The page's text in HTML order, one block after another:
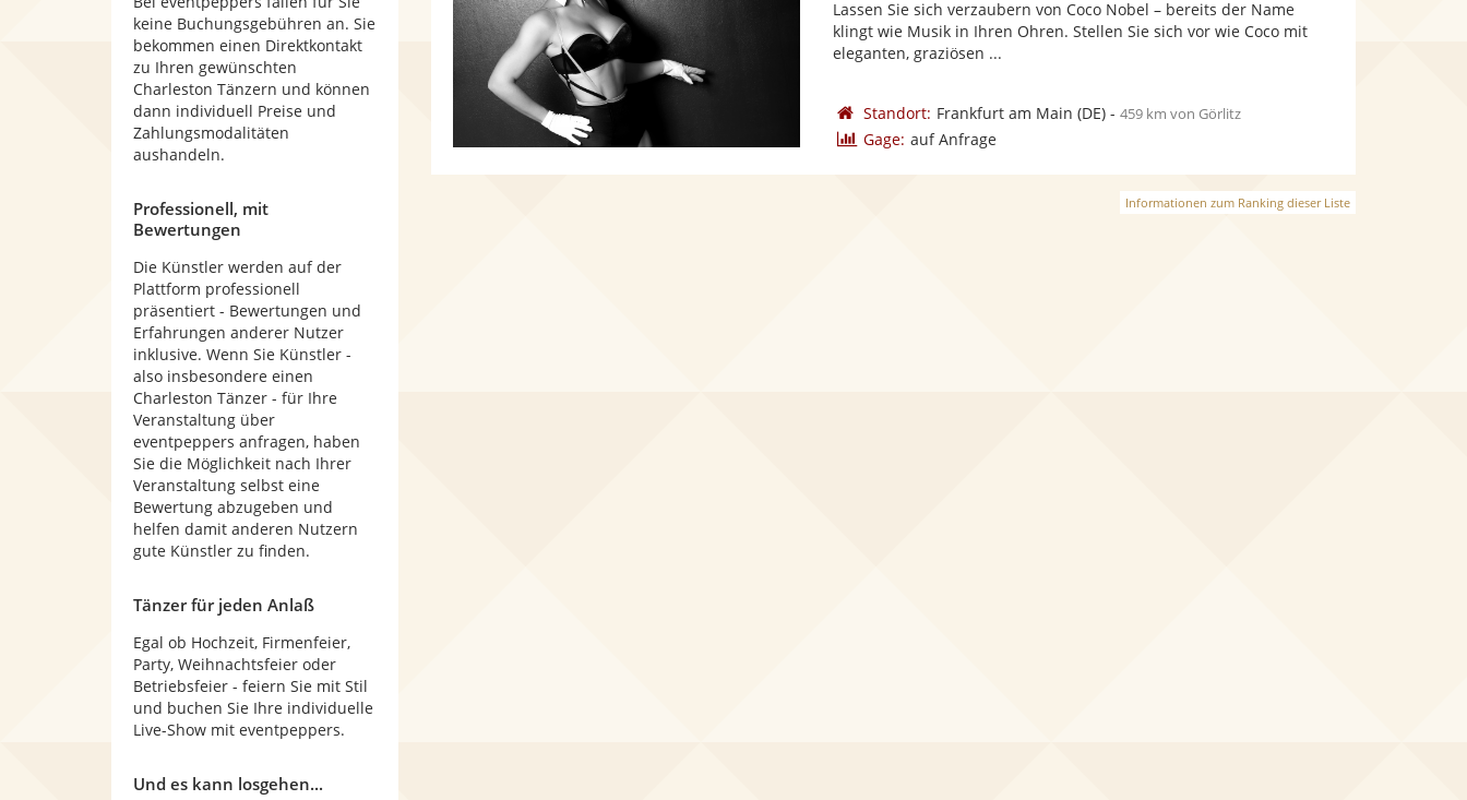
5
Sternen
Lassen Sie sich verzaubern von Coco Nobel – bereits der Name
klingt wie Musik in Ihren Ohren. Stellen Sie sich vor wie Coco mit
eleganten, graziösen ...
Standort: Frankfurt am Main (DE)- 459 km von Görlitz
Gage: auf Anfrage
Informationen zum Ranking dieser Liste
keine Buchungsgebühren an. Sie
bekommen einen Direktkontakt
zu Ihren gewünschten
Charleston Tänzern und können
dann individuell Preise und
Zahlungsmodalitäten
aushandeln.
Professionell, mit
Bewertungen
Die Künstler werden auf der
Plattform professionell
präsentiert - Bewertungen und
Erfahrungen anderer Nutzer
inklusive. Wenn Sie Künstler -
also insbesondere einen
Charleston Tänzer - für Ihre
Veranstaltung über
eventpeppers anfragen, haben
Sie die Möglichkeit nach Ihrer
Veranstaltung selbst eine
Bewertung abzugeben und
helfen damit anderen Nutzern
gute Künstler zu finden.
Tänzer für jeden Anlaß
Egal ob Hochzeit, Firmenfeier,
Party, Weihnachtsfeier oder
Betriebsfeier - feiern Sie mit Stil
und buchen Sie Ihre individuelle
Live-Show mit eventpeppers.
Und es kann losgehen...